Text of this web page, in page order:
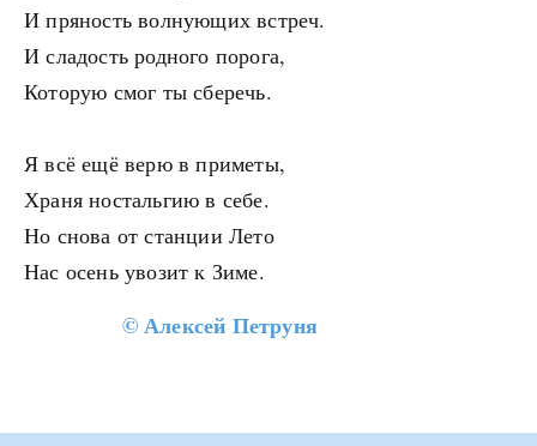
И пряность волнующих встреч.
И сладость родного порога,
Которую смог ты сберечь.
Я всё ещё верю в приметы,
Храня ностальгию в себе.
Но снова от станции Лето
Нас осень увозит к Зиме.
©Алексей Петруня